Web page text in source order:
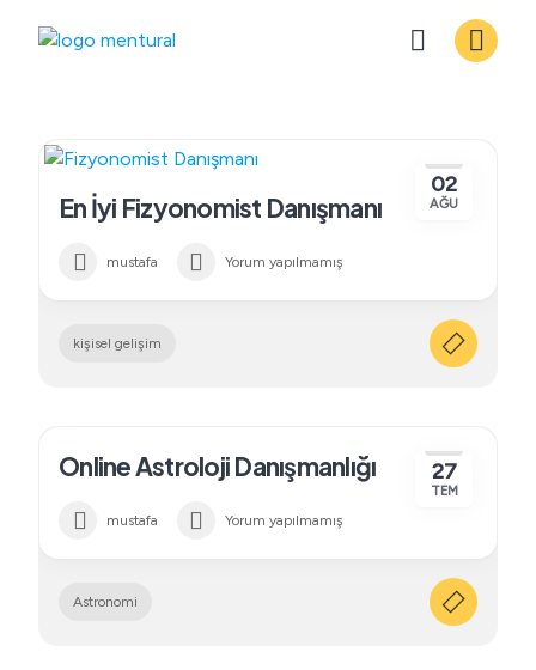
02
AĞU
En İyi Fizyonomist Danışmanı
mustafa Yorum yapılmamış
kişisel gelişim
27
TEM
Online Astroloji Danışmanlığı
mustafa Yorum yapılmamış
Astronomi